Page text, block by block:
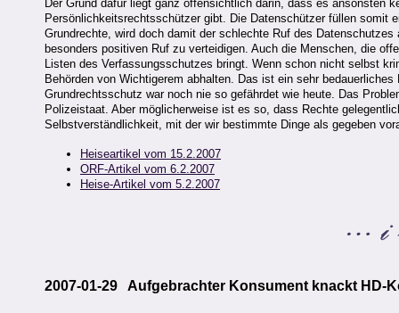
Der Grund dafür liegt ganz offensichtlich darin, dass es ansonsten
Persönlichkeitsrechtsschützer gibt. Die Datenschützer füllen somit
Grundrechte, wird doch damit der schlechte Ruf des
besonders positiven Ruf zu verteidigen. Auch die Menschen, die
Listen des Verfassungsschutzes bringt. Wenn schon nicht selbst
Behörden von Wichtigerem abhalten. Das ist ein sehr
Grundrechtsschutz war noch nie so gefährdet wie heute. Das
Polizeistaat. Aber möglicherweise ist es so, dass Rechte
Selbstverständlichkeit, mit der wir bestimmte Dinge als gegeben
Heiseartikel vom 15.2.2007
ORF-Artikel vom 6.2.2007
Heise-Artikel vom 5.2.2007
2007-01-29 Aufgebrachter Konsument knackt HD-